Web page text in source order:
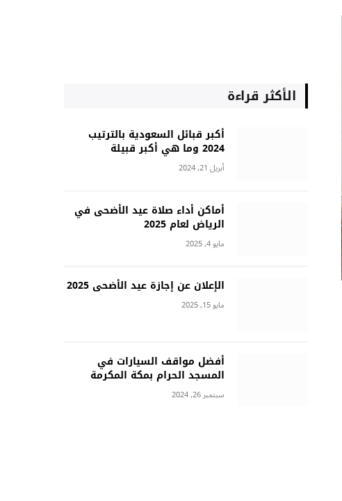
الأكثر قراءة
أكبر قبائل السعودية بالترتيب
2024 وما هي أكبر قبيلة
أبريل 21, 2024
أماكن أداء صلاة عيد الأضحى في
الرياض لعام 2025
مايو 4, 2025
الإعلان عن إجازة عيد الأضحى 2025
مايو 15, 2025
أفضل مواقف السيارات في
المسجد الحرام بمكة المكرمة
سبتمبر 26, 2024